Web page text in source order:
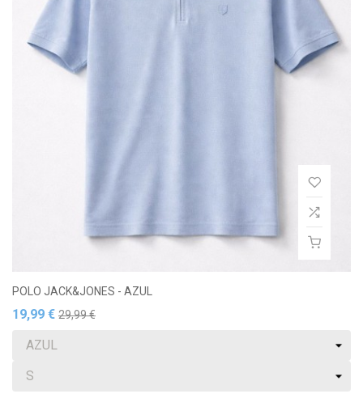
POLO JACK&JONES - AZUL
19,99 € 29,99 €